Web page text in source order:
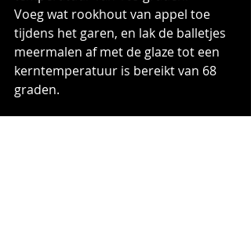
Voeg wat rookhout van appel toe
tijdens het garen, en lak de balletjes
meermalen af met de glaze tot een
kerntemperatuur is bereikt van 68
graden.